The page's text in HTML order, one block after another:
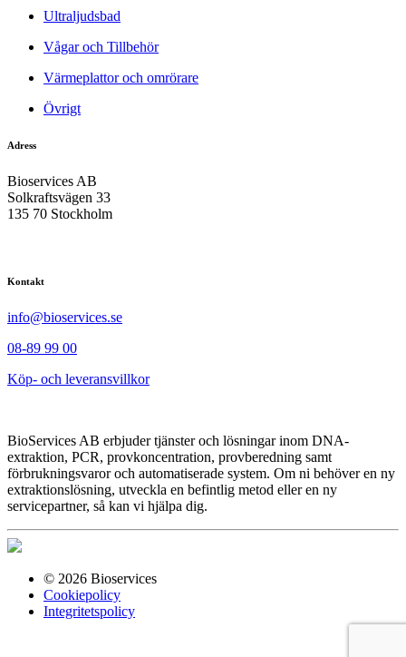
Ultraljudsbad
Vågar och Tillbehör
Värmeplattor och omrörare
Övrigt
Adress
Bioservices AB
Solkraftsvägen 33
135 70 Stockholm
Kontakt
info@bioservices.se
08-89 99 00
Köp- och leveransvillkor
BioServices AB erbjuder tjänster och lösningar inom DNA-
extraktion, PCR, provkoncentration, provberedning samt
förbrukningsvaror och automatiserade system. Om ni behöver en ny
extraktionslösning, utveckla en befintlig metod eller en ny
servicepartner, så kan vi hjälpa dig.
© 2026 Bioservices
Cookiepolicy
Integritetspolicy